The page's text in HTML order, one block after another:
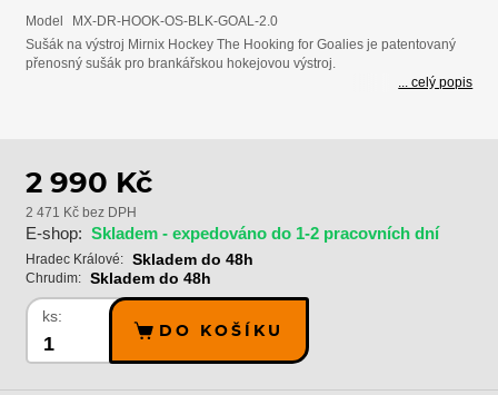
Model
MX-DR-HOOK-OS-BLK-GOAL-2.0
Sušák na výstroj Mirnix Hockey The Hooking for Goalies je patentovaný
přenosný sušák pro brankářskou hokejovou výstroj.
... celý popis
2 990 Kč
2 471 Kč bez DPH
E-shop: Skladem - expedováno do 1-2 pracovních dní
Hradec Králové: Skladem do 48h
Chrudim: Skladem do 48h
ks:
DO KOŠÍKU